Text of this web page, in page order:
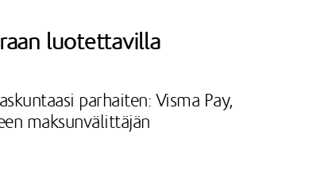
luotettavilla
parhaiten: Visma Pay,
maksunvälittäjän